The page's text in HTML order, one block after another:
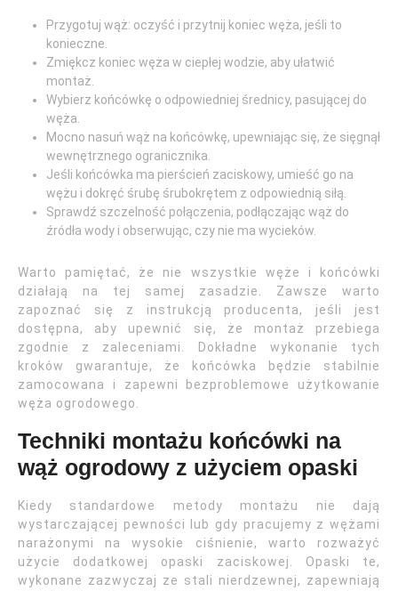
Przygotuj wąż: oczyść i przytnij koniec węża, jeśli to
konieczne.
Zmiękcz koniec węża w ciepłej wodzie, aby ułatwić
montaż.
Wybierz końcówkę o odpowiedniej średnicy, pasującej do
węża.
Mocno nasuń wąż na końcówkę, upewniając się, że sięgnął
wewnętrznego ogranicznika.
Jeśli końcówka ma pierścień zaciskowy, umieść go na
wężu i dokręć śrubę śrubokrętem z odpowiednią siłą.
Sprawdź szczelność połączenia, podłączając wąż do
źródła wody i obserwując, czy nie ma wycieków.
Warto pamiętać, że nie wszystkie węże i końcówki
działają na tej samej zasadzie. Zawsze warto
zapoznać się z instrukcją producenta, jeśli jest
dostępna, aby upewnić się, że montaż przebiega
zgodnie z zaleceniami. Dokładne wykonanie tych
kroków gwarantuje, że końcówka będzie stabilnie
zamocowana i zapewni bezproblemowe użytkowanie
węża ogrodowego.
Techniki montażu końcówki na
wąż ogrodowy z użyciem opaski
Kiedy standardowe metody montażu nie dają
wystarczającej pewności lub gdy pracujemy z wężami
narażonymi na wysokie ciśnienie, warto rozważyć
użycie dodatkowej opaski zaciskowej. Opaski te,
wykonane zazwyczaj ze stali nierdzewnej, zapewniają